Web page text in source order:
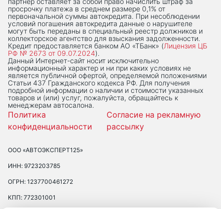
просрочку платежа в среднем размере 0,1% от
первоначальной суммы автокредита. При несоблюдении
условий погашения автокредита данные о нарушителе
могут быть переданы в специальный реестр должников и
коллекторское агентство для взыскания задолженности.
Кредит предоставляется банком АО «ТБанк» (Лицензия ЦБ
РФ № 2673 от 09.07.2024).
Данный Интернет-сaйт носит исключительно
информационный характер и ни при каких условиях не
является публичной офертой, определяемой положениями
Статьи 437 Гражданского кодекса РФ. Для получения
подробной информации о наличии и стоимости указанных
товаров и (или) услуг, пожалуйста, обращайтесь к
менеджерам автосалона.
Политика
конфиденциальности
Согласие на рекламную
рассылку
ООО «АВТОЭКСПЕРТ125»
ИНН: 9723203785
ОГРН: 1237700461272
КПП: 772301001